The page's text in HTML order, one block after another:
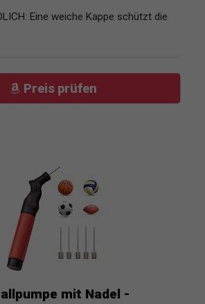
Eine weiche Kappe schützt die
Preis prüfen
mit Nadel -